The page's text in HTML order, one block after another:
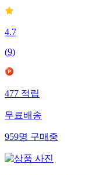
4.7
(9)
477적립
무료배송
959명구매중